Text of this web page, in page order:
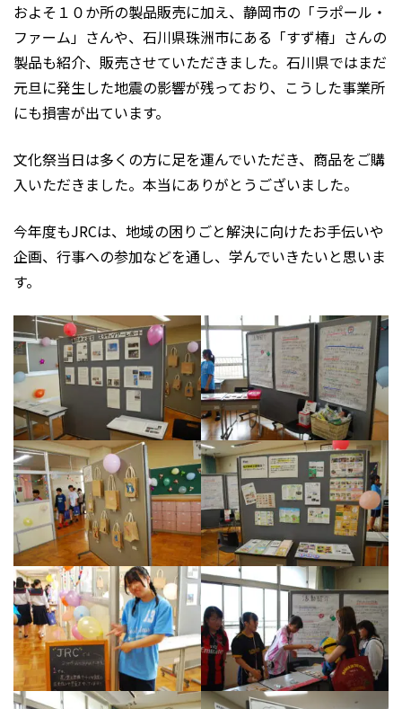
およそ１０か所の製品販売に加え、静岡市の「ラポール・
ファーム」さんや、石川県珠洲市にある「すず椿」さんの
製品も紹介、販売させていただきました。石川県ではまだ
元旦に発生した地震の影響が残っており、こうした事業所
にも損害が出ています。
文化祭当日は多くの方に足を運んでいただき、商品をご購
入いただきました。本当にありがとうございました。
今年度もJRCは、地域の困りごと解決に向けたお手伝いや
企画、行事への参加などを通し、学んでいきたいと思いま
す。